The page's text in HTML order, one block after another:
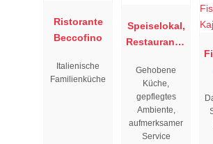
Ristorante
Beccofino
Italienische
Familienküche
Speiselokal,
Restaurant "
"
Gehobene
Küche,
gepflegtes
Ambiente,
aufmerksamer
Service